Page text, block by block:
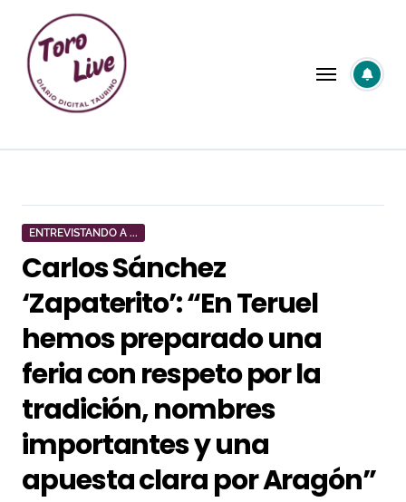
contenido
ENTREVISTANDO A ...
Carlos Sánchez
‘Zapaterito’: “En Teruel
hemos preparado una
feria con respeto por la
tradición, nombres
importantes y una
apuesta clara por Aragón”